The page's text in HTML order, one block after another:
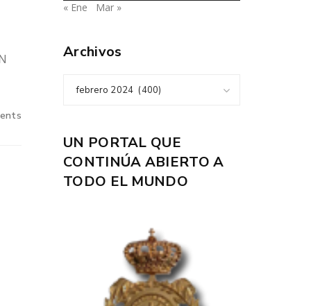
« Ene Mar »
Archivos
febrero 2024 (400)
UN PORTAL QUE
CONTINÚA ABIERTO A
TODO EL MUNDO